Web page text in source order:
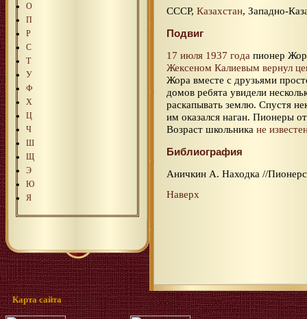
О
П
Р
С
Т
У
Ф
Х
Ц
Ч
Ш
Щ
Э
Ю
Я
СССР, Казахстан, Западно-
Подвиг
17 июля 1937 года пионер
Жексеном Калиевым вернул
Жора вместе с друзьями
домов ребята увидели
раскапывать землю. Спустя
им оказался наган. Пионеры
Возраст школьника не
Библиография
Аничкин А. Находка //
Наверх
Карта сайта